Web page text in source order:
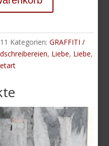
Kategorien:GRAFFITI /
, Liebe, Liebe,